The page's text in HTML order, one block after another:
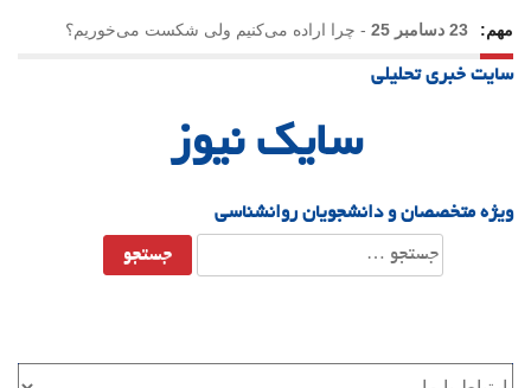
مهم: 23 دسامبر 25 - چرا اراده می‌کنیم ولی شکست می‌خوریم؟
21 دسامبر 25
سایت خبری تحلیلی
سایک نیوز
ویژه متخصصان و دانشجویان روانشناسی
جستجو
برای: